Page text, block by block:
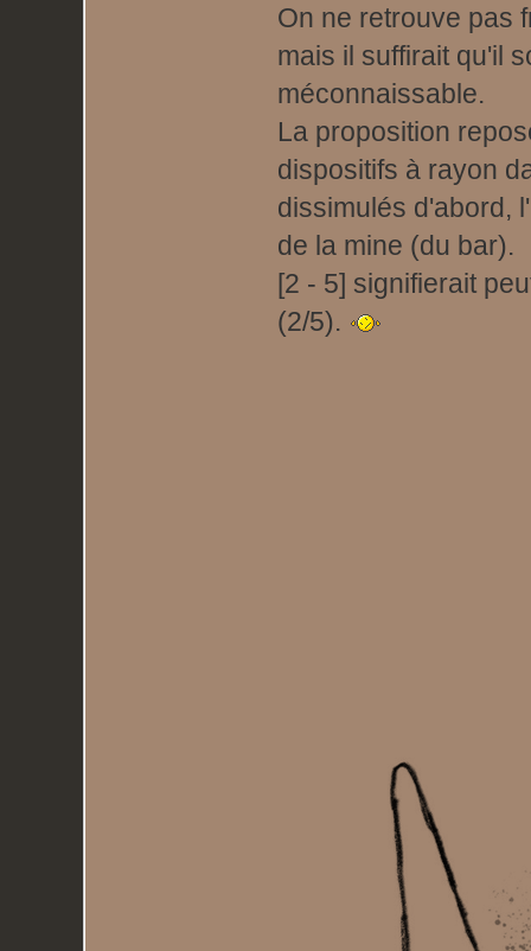
On ne retrouve pas
mais il suffirait qu'il
méconnaissable.
La proposition
dispositifs à rayon
dissimulés d'abord,
de la mine (du bar).
[2 - 5] signifierait
(2/5).